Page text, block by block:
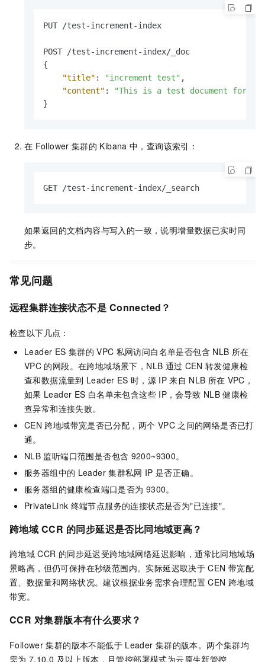
PUT /test-increment-index
{
"title" : "increment test" ,
"content" :
"This is a test document for
}
在 Follower 集群的 Kibana 中，查询该索引：
GET /test-increment-index/_search
如果返回的文档内容与写入的一致，说明增量数据已实时同
步。
常见问题
远程集群连接状态不是 Connected？
检查以下几点：
Leader ES 集群的 VPC 私网访问白名单是否包含 NLB 所在
VPC 的网段。在跨地域场景下，NLB 通过 CEN 转发健康检
查和数据流量到 Leader ES 时，源 IP 来自 NLB 所在 VPC，
如果 Leader ES 白名单未包含这些 IP，会导致 NLB 健康检
查异常和连接失败。
CEN 跨地域带宽是否已分配，两个 VPC 之间的网络是否已打
通。
NLB 监听端口范围是否包含 9200~9300。
服务器组中的 Leader 集群私网 IP 是否正确。
服务器组的健康检查端口是否为 9300。
PrivateLink 终端节点服务的连接状态是否为"已连接"。
跨地域 CCR 的同步延迟是否比同地域更高？
跨地域 CCR 的同步延迟受跨地域网络延迟影响，通常比同地域场
景略高，但仍可保持在秒级范围内。实际延迟取决于 CEN 带宽配
置、数据量和网络状况。建议根据业务需求合理配置 CEN 跨地域
带宽。
CCR 对集群版本有什么要求？
Follower 集群的版本不能低于 Leader 集群的版本。两个集群均
需为 7.10.0 及以上版本，且管控部署模式为云原生新管控